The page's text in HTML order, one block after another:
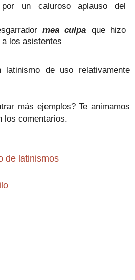
por un caluroso aplauso del
mea culpa que hizo
los asistentes
de uso relativamente
más ejemplos? Te animamos
los comentarios.
de latinismos